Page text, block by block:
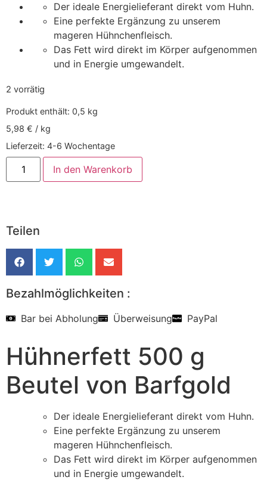
Der ideale Energielieferant direkt vom Huhn.
Eine perfekte Ergänzung zu unserem
mageren Hühnchenfleisch.
Das Fett wird direkt im Körper aufgenommen
und in Energie umgewandelt.
2 vorrätig
Produkt enthält: 0,5 kg
5,98 € / kg
Lieferzeit: 4-6 Wochentage
In den Warenkorb
Teilen
Bezahlmöglichkeiten :
Bar bei Abholung Überweisung PayPal
Hühnerfett 500 g
Beutel von Barfgold
Der ideale Energielieferant direkt vom Huhn.
Eine perfekte Ergänzung zu unserem
mageren Hühnchenfleisch.
Das Fett wird direkt im Körper aufgenommen
und in Energie umgewandelt.